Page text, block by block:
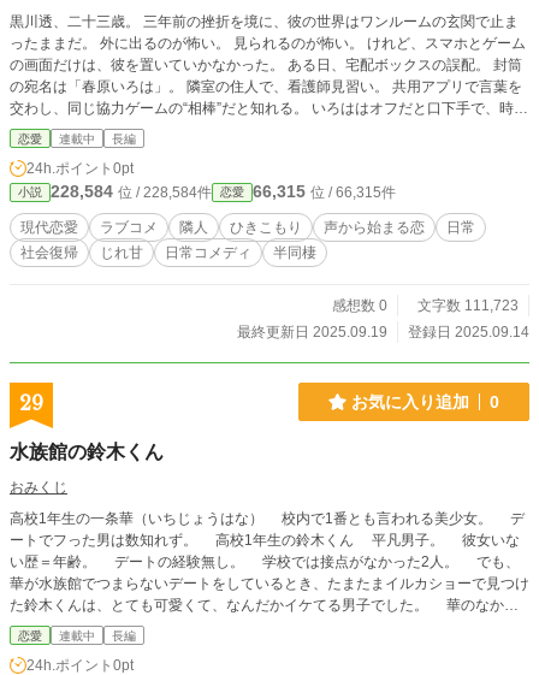
黒川透、二十三歳。 三年前の挫折を境に、彼の世界はワンルームの玄関で止ま
ったままだ。 外に出るのが怖い。 見られるのが怖い。 けれど、スマホとゲーム
の画面だけは、彼を置いていかなかった。 ある日、宅配ボックスの誤配。 封筒
の宛名は「春原いろは」。 隣室の住人で、看護師見習い。 共用アプリで言葉を
交わし、同じ協力ゲームの“相棒”だと知れる。 いろははオフだと口下手で、時々
噛む。 透は外が怖いが、観察眼は鋭い。 弱点が噛み合い、二人は「毎週、一歩
だけ進む」互助条約を結ぶ。 玄関の敷居を越える。 廊下を五歩。 エレベーター
に乗り、ポストを開け、深夜のコンビニで店員に頷く。 停電の夜には、壁一枚
越しの声が不安を照らす。 ときにSNSの誤解に傷つき、ときに仕事の面接で固
まる。 それでも、いろはの「無理しないで」が背中を押す。 そして透の「あり
がとう」が、いろはの夜勤明けを支える。 少しずつ距離は縮まり、駅前で自販
機のボタンを押し、水族館で青い光を見上げる日が来る。 手をつなぐまでの100
二人で喜ぶことが、恋になる。 玄関から世界へ――一緒なら、行ける。
恋愛 連載中 長編
24h.ポイント 0pt
小説 228,584 位 / 228,584件 恋愛 66,315 位 / 66,315件
現代恋愛 ラブコメ 隣人 ひきこもり 声から始まる恋
日常
社会復帰
じれ甘 日常コメディ 半同棲
感想数 0
文字数 111,723
最終更新日 2025.09.19
登録日 2025.09.14
29 お気に入り追加 0
水族館の鈴木くん
おみくじ
高校1年生の一条華（いちじょうはな） 校内で1番とも言われる美少女。 デ
ートでフった男は数知れず。 高校1年生の鈴木くん 平凡男子。 彼女いな
い歴＝年齢。 デートの経験無し。 学校では接点がなかった2人。 でも、
華が水族館でつまらないデートをしているとき、たまたまイルカショーで見つけ
た鈴木くんは、とても可愛くて、なんだかイケてる男子でした。 華のなか
で、鈴木くんへの小さな好意が芽ばえる。 モブ系男子の鈴木くんと、ヒロイ
ン華の、胸キュン甘々ラブコメ。
恋愛 連載中 長編
24h.ポイント 0pt